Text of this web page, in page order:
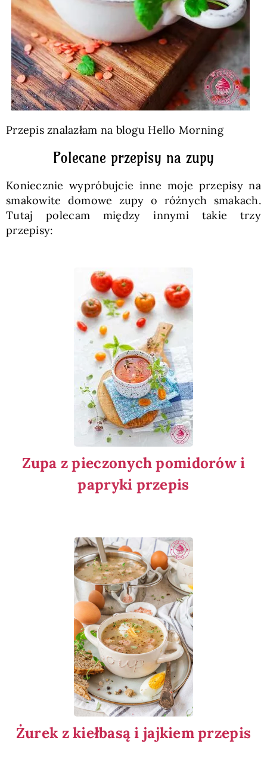
Przepis znalazłam na blogu Hello Morning
Polecane przepisy na zupy
Koniecznie wypróbujcie inne moje przepisy na
smakowite domowe zupy o różnych smakach.
Tutaj polecam między innymi takie trzy
przepisy:
Zupa z pieczonych pomidorów i
papryki przepis
Żurek z kiełbasą i jajkiem przepis